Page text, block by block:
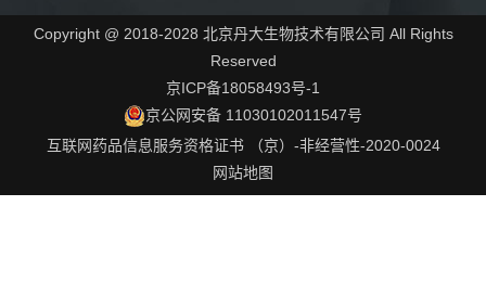
Copyright @ 2018-2028 北京丹大生物技术有限公司 All Rights
Reserved
京ICP备18058493号-1
京公网安备 11030102011547号
互联网药品信息服务资格证书 （京）-非经营性-2020-0024
网站地图